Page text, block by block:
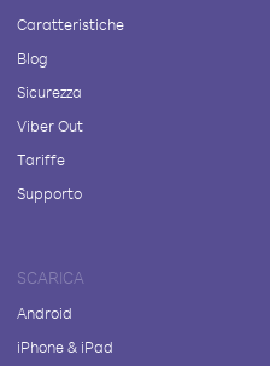
Caratteristiche
Blog
Sicurezza
Viber Out
Tariffe
Supporto
SCARICA
Android
iPhone & iPad